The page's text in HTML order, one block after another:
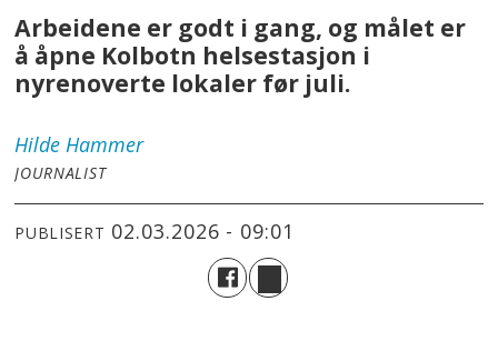
Arbeidene er godt i gang, og målet er
å åpne Kolbotn helsestasjon i
nyrenoverte lokaler før juli.
Hilde Hammer
JOURNALIST
PUBLISERT 02.03.2026 - 09:01